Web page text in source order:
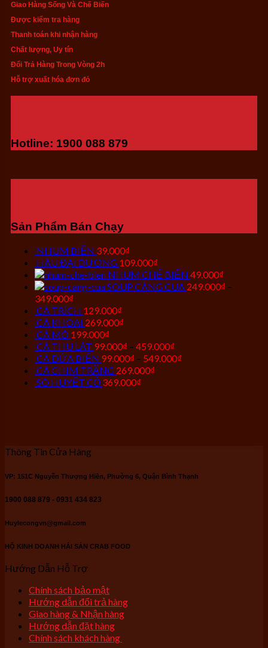
Giao Hàng Sống Và Chế Biến
Được kiểm tra hàng
Thanh toán khi nhận hàng
Chất lượng, Uy tín
Đổi Trả Hàng Trong Vòng 2h
Hỗ trợ xuất hóa đơn đỏ
Hotline: 1900 088 879
Sản Phẩm Bán Chạy
NHUM BIỂN 39.000₫
HÀU ĐẠI DƯƠNG 109.000₫
NHUM CHẾ BIẾN 49.000₫
SOUP CÀNG CUA 249.000₫ –
349.000₫
CÁ TRÍCH 129.000₫
CÁ KHOAI 269.000₫
CÁ MÓ 199.000₫
CÁ THU LÁT 99.000₫ – 459.000₫
CÁ DỨA BIỂN 99.000₫ – 549.000₫
CÁ CHIM TRẮNG 269.000₫
SÒ HUYẾT CỒ 369.000₫
Thông Tin Cửa Hàng
VP: 151C Nguyễn Thượng Hiền, Phường 6, Quận Bình Thạnh
1900 088 879 - 0931 434 823
Huylecongvn@gmail.com
HỘ KINH DOANH HẢI SẢN CRAB FOOD
Hướng Dẫn Hỗ Trợ
Chính sách bảo mật
Hướng dẫn đổi trả hàng
Giao hàng & Nhận hàng
Hướng dẫn đặt hàng
Chính sách khách hàng